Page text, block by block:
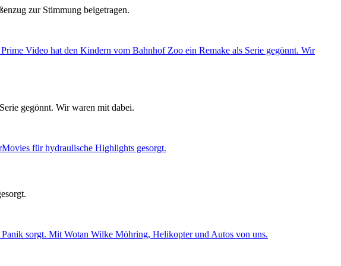
zur Stimmung beigetragen.
gegönnt. Wir waren mit dabei.